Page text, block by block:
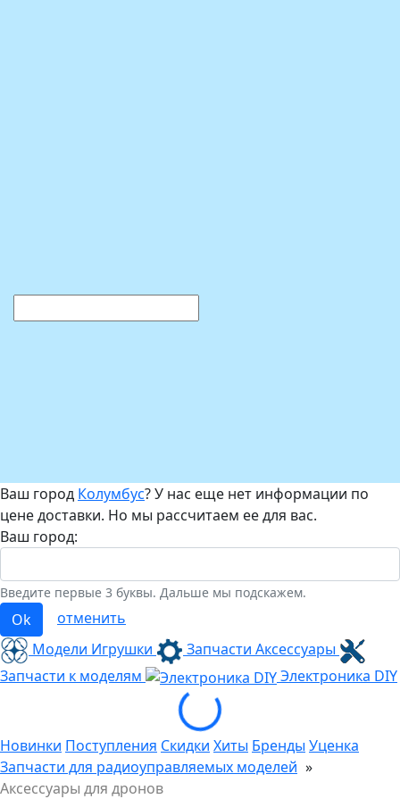
Ваш город Колумбус? У нас еще нет информации по
цене доставки. Но мы рассчитаем ее для вас.
Ваш город:
Введите первые 3 буквы. Дальше мы подскажем.
Ok
отменить
Модели Игрушки
Запчасти Аксессуары
Запчасти к моделям
Электроника DIY
Loading...
Новинки Поступления Скидки Хиты Бренды Уценка
Запчасти для радиоуправляемых моделей »
Аксессуары для дронов